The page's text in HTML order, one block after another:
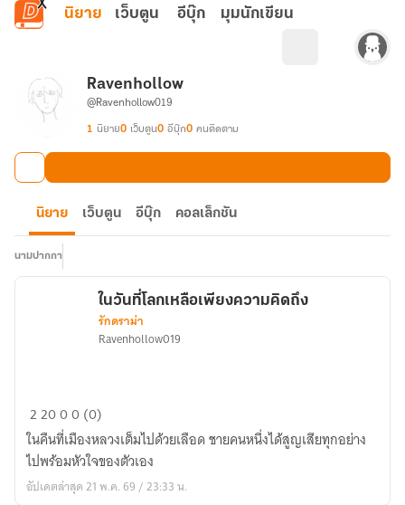
ข้ามไปยังเนื้อหาหลัก
นิยาย เว็บตูน อีบุ๊ก มุมนักเขียน
Ravenhollow
@Ravenhollow019
1 นิยาย0 เว็บตูน0 อีบุ๊ก0 คนติดตาม
นิยาย เว็บตูน อีบุ๊ก คอลเล็กชัน
นามปากกา
ใน
วัน
ที่
โลก
เหลือ
ในวันที่โลกเหลือเพียงความคิดถึง
รักดราม่า
Ravenhollow019
22000 (0)
ในคืนที่เมืองหลวงเต็มไปด้วยเลือด ชายคนหนึ่งได้สูญเสียทุกอย่าง
ไปพร้อมหัวใจของตัวเอง
อัปเดตล่าสุด 21 พ.ค. 69 / 23:33 น.